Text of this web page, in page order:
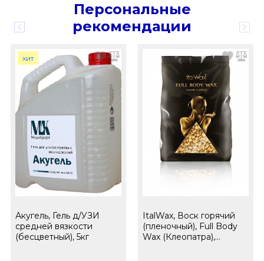
Персональные
рекомендации
хит
Акугель, Гель д/УЗИ
средней вязкости
(бесцветный), 5кг
ItalWax, Воск горячий
(пленочный), Full Body
Wax (Клеопатра),